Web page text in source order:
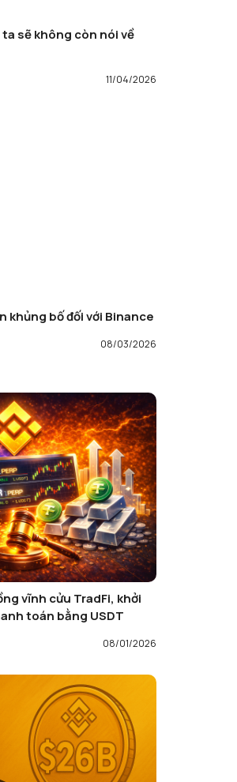
ta sẽ không còn nói về
11/04/2026
khủng bố đối với Binance
08/03/2026
vĩnh cửu TradFi, khởi
toán bằng USDT
08/01/2026